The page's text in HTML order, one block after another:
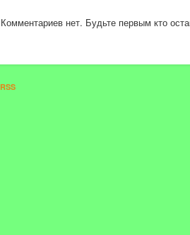
Комментариев нет. Будьте первым кто
RSS